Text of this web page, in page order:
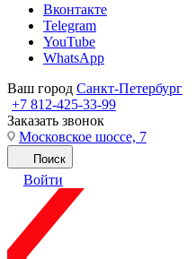
Вконтакте
Telegram
YouTube
WhatsApp
Ваш город Санкт-Петербург
+7 812-425-33-99
Заказать звонок
Московское шоссе, 7
Поиск
Войти